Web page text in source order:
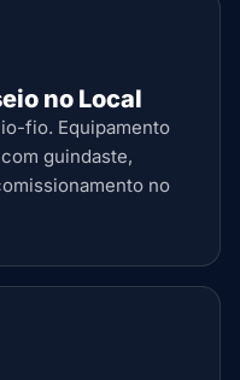
no Local
fio. Equipamento
guindaste,
no